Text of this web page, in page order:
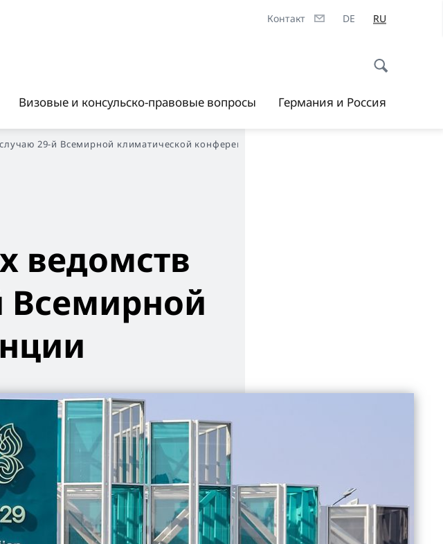
Контакт DE RU
Визовые и консульско-правовые вопросы Германия и Россия
29-й Всемирной климатической конференции
ведомств
Всемирной